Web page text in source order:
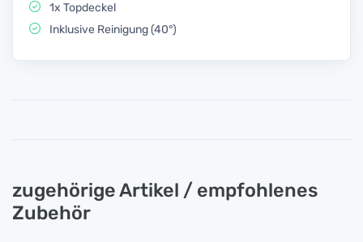
1x Topdeckel
Inklusive Reinigung (40°)
zugehörige Artikel / empfohlenes
Zubehör